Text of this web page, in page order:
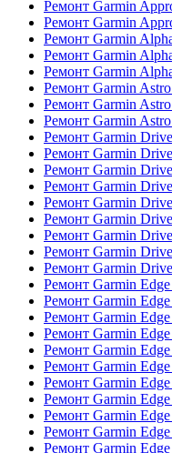
Ремонт Garmin
Ремонт Garmin
Ремонт Garmin
Ремонт Garmin
Ремонт Garmin
Ремонт Garmin
Ремонт Garmin
Ремонт Garmin
Ремонт Garmin
Ремонт Garmin
Ремонт Garmin
Ремонт Garmin
Ремонт Garmin
Ремонт Garmin
Ремонт Garmin
Ремонт Garmin
Ремонт Garmin
Ремонт Garmin
Ремонт Garmin
Ремонт Garmin
Ремонт Garmin
Ремонт Garmin
Ремонт Garmin
Ремонт Garmin
Ремонт Garmin
Ремонт Garmin
Ремонт Garmin
Ремонт Garmin